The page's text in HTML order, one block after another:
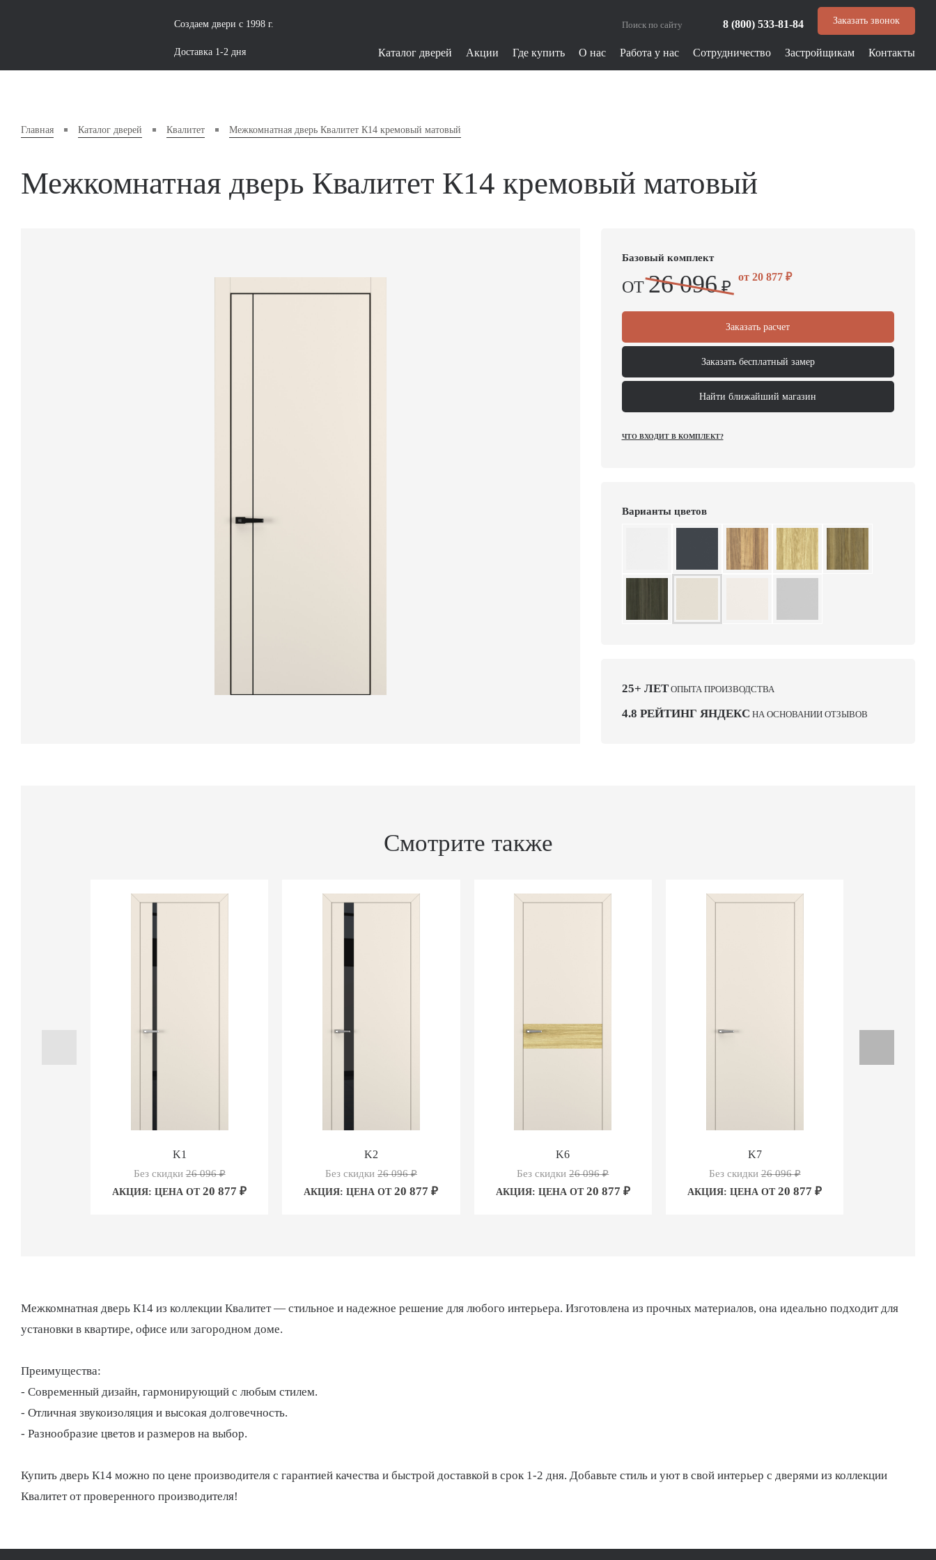
Создаем двери с 1998 г.
Доставка 1-2 дня
8 (800) 533-81-84 Заказать звонок
Каталог дверей Акции Где купить О нас Работа у нас Сотрудничество Застройщикам Контакты
Главная Каталог дверей Квалитет Межкомнатная дверь Квалитет К14 кремовый матовый
Межкомнатная дверь Квалитет К14 кремовый матовый
Базовый комплект
ОТ 26 096₽
от 20 877₽
Заказать расчет
Заказать бесплатный замер
Найти ближайший магазин
ЧТО ВХОДИТ В КОМПЛЕКТ?
Варианты цветов
25+ ЛЕТОПЫТА ПРОИЗВОДСТВА
4.8 РЕЙТИНГ ЯНДЕКС НА ОСНОВАНИИ ОТЗЫВОВ
Смотрите также
K1
Без скидки26 096₽
АКЦИЯ: ЦЕНА ОТ20 877 ₽
K2
Без скидки 26 096₽
АКЦИЯ: ЦЕНА ОТ20 877 ₽
K6
Без скидки26 096₽
АКЦИЯ: ЦЕНА ОТ 20 877 ₽
K7
Без скидки26 096₽
АКЦИЯ: ЦЕНА ОТ20 877 ₽
Межкомнатная дверь К14 из коллекции Квалитет — стильное и надежное решение для любого интерьера. Изготовлена из прочных материалов, она идеально подходит для
установки в квартире, офисе или загородном доме.
Преимущества:
- Современный дизайн, гармонирующий с любым стилем.
- Отличная звукоизоляция и высокая долговечность.
- Разнообразие цветов и размеров на выбор.
Купить дверь К14 можно по цене производителя с гарантией качества и быстрой доставкой в срок 1-2 дня. Добавьте стиль и уют в свой интерьер с дверями из коллекции
Квалитет от проверенного производителя!